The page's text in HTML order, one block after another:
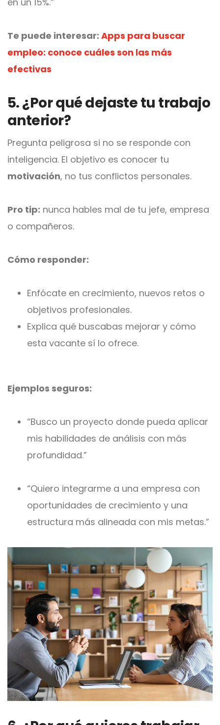
Te puede interesar: Apps para buscar
empleo: conoce cuáles son las más
efectivas
5. ¿Por qué dejaste tu trabajo
anterior?
Pregunta peligrosa si no se responde con
inteligencia. El objetivo es conocer tu
motivación, no tus conflictos personales.
Pro tip: nunca hables mal de tu jefe, empresa
o compañeros.
Cómo responder:
Enfócate en crecimiento, nuevos retos o
objetivos profesionales.
Explica qué buscabas mejorar y cómo
esta vacante sí lo ofrece.
Ejemplos seguros:
“Busco un proyecto donde pueda aplicar
mis habilidades de análisis con más
profundidad.”
“Quiero integrarme a una empresa con
oportunidades de crecimiento y una
estructura más alineada con mis metas.”